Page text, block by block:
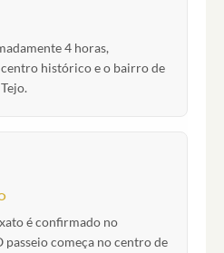
4 horas,
histórico e o bairro de
é confirmado no
passeio começa no centro de